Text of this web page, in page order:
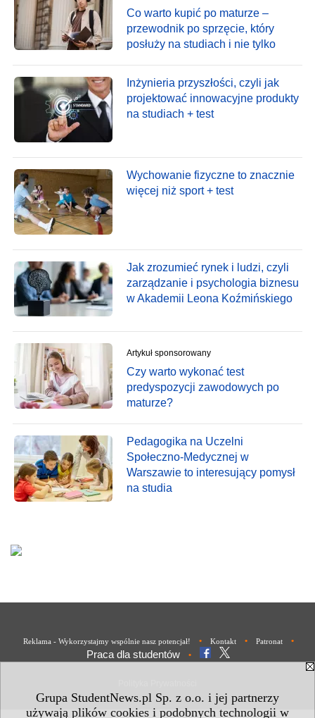
Grupa StudentNews.pl Sp. z o.o. i jej partnerzy
używają plików cookies i podobnych technologii w
Co warto kupić po maturze –
przewodnik po sprzęcie, który
posłuży na studiach i nie tylko
Inżynieria przyszłości, czyli jak
projektować innowacyjne produkty
na studiach + test
Wychowanie fizyczne to znacznie
więcej niż sport + test
Jak zrozumieć rynek i ludzi, czyli
zarządzanie i psychologia biznesu
w Akademii Leona Koźmińskiego
Artykuł sponsorowany
Czy warto wykonać test
predyspozycji zawodowych po
maturze?
Pedagogika na Uczelni
Społeczno-Medycznej w
Warszawie to interesujący pomysł
na studia
Reklama - Wykorzystajmy wspólnie nasz potencjał! • Kontakt • Patronat •
Praca dla studentów •